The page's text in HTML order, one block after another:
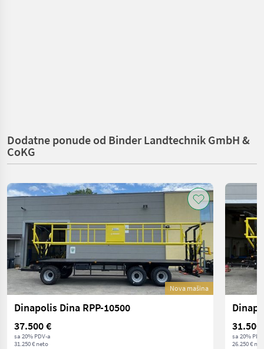
Dodatne ponude od Binder Landtechnik GmbH &
CoKG
Nova mašina
Dinapolis Dina RPP-10500
37.500 €
sa 20% PDV-a
31.250 € neto
31.500
sa 20%
26.250 €